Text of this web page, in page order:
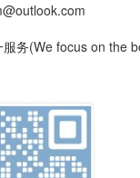
务(We focus on the